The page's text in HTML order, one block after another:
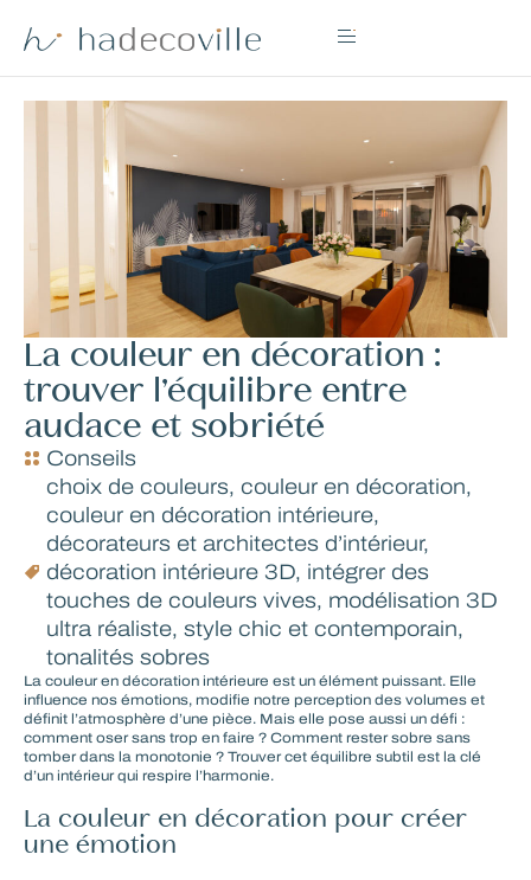
La couleur en décoration :
trouver l’équilibre entre
audace et sobriété
Conseils
choix de couleurs, couleur en décoration,
couleur en décoration intérieure,
décorateurs et architectes d’intérieur,
décoration intérieure 3D, intégrer des
touches de couleurs vives, modélisation 3D
ultra réaliste, style chic et contemporain,
tonalités sobres
La couleur en décoration intérieure est un élément puissant. Elle
influence nos émotions, modifie notre perception des volumes et
définit l’atmosphère d’une pièce. Mais elle pose aussi un défi :
comment oser sans trop en faire ? Comment rester sobre sans
tomber dans la monotonie ? Trouver cet équilibre subtil est la clé
d’un intérieur qui respire l’harmonie.
La couleur en décoration pour créer
une émotion